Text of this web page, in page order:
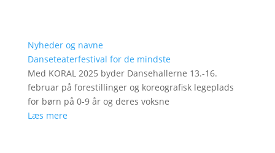
Nyheder og navne
Danseteaterfestival for de mindste
Med KORAL 2025 byder Dansehallerne 13.-16.
februar på forestillinger og koreografisk legeplads
for børn på 0-9 år og deres voksne
Læs mere